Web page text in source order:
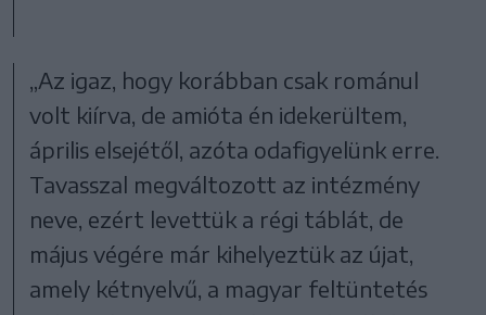
„Az igaz, hogy korábban csak románul
volt kiírva, de amióta én idekerültem,
április elsejétől, azóta odafigyelünk erre.
Tavasszal megváltozott az intézmény
neve, ezért levettük a régi táblát, de
május végére már kihelyeztük az újat,
amely kétnyelvű, a magyar feltüntetés